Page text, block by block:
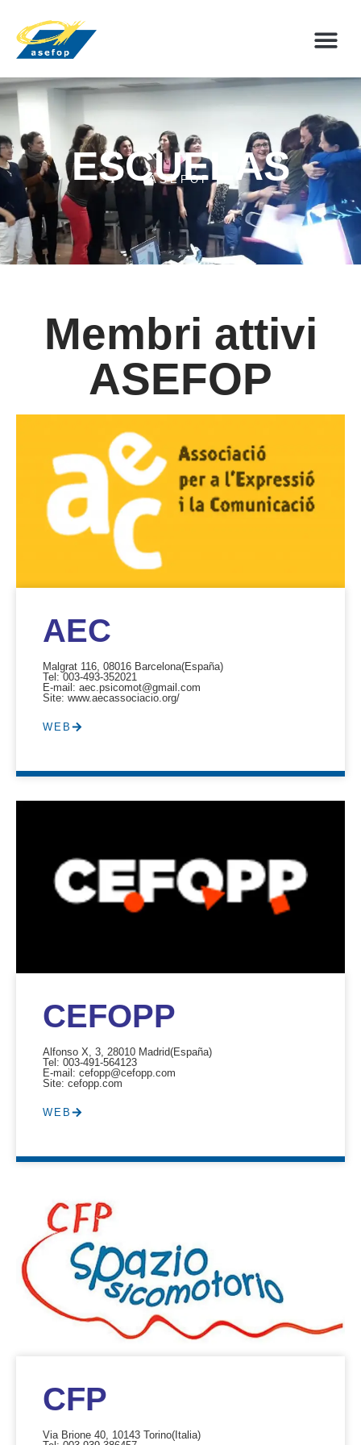
ESCUELAS
ASEFOP
Membri attivi
ASEFOP
AEC
Malgrat 116, 08016 Barcelona(España)
Tel: 003-493-352021
E-mail: aec.psicomot@gmail.com
Site: www.aecassociacio.org/
WEB
CEFOPP
Alfonso X, 3, 28010 Madrid(España)
Tel: 003-491-564123
E-mail: cefopp@cefopp.com
Site: cefopp.com
WEB
CFP
Via Brione 40, 10143 Torino(Italia)